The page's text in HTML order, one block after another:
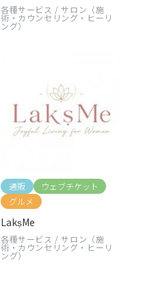
各種サービス /サロン（施
術・カウンセリング・ヒーリ
ング）
通販
ウェブチケット
グルメ
LakṣMe
各種サービス /サロン（施
術・カウンセリング・ヒーリ
ング）